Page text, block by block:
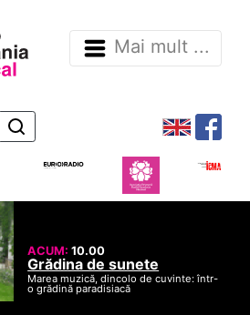
Mai mult ...
ACUM:10.00
Grădina de sunete
Marea muzică, dincolo de cuvinte: într-
o grădină paradisiacă